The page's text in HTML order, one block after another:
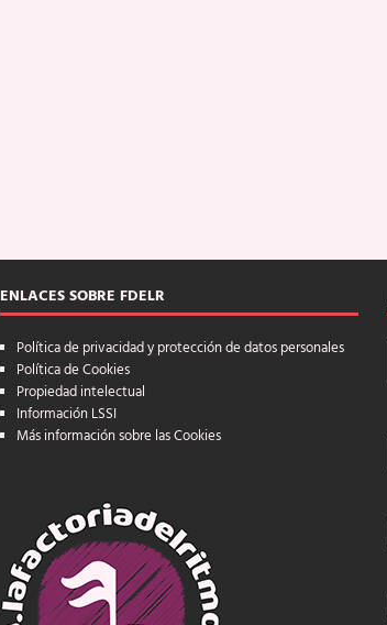
ENLACES SOBRE FDELR
Política de privacidad y protección de datos personales
Política de Cookies
Propiedad intelectual
Información LSSI
Más información sobre las Cookies